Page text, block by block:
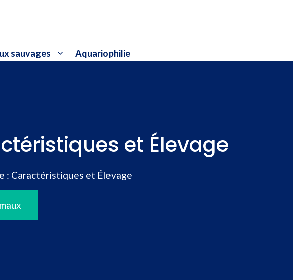
sauvages Aquariophilie
et Élevage
: Caractéristiques et Élevage